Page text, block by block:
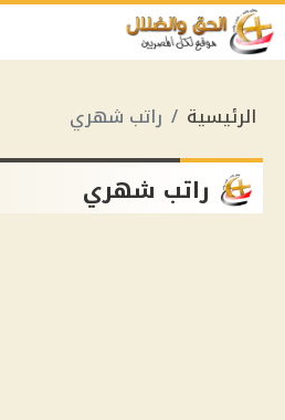
الرئيسية راتب شهري
راتب شهري